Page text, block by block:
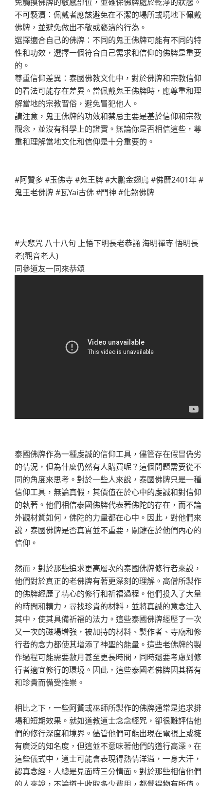
不可褻瀆：佩戴者應該避免在不潔的場所或境地下佩戴
佛牌，並避免做出不敬或褻瀆的行為。
選擇適合自己的佛牌：不同的鬼王佛牌可能有不同的特
性和功效，選擇一個符合自己需求和信仰的佛牌是重要
的。
尊重信仰差異：泰國佛教文化中，對於佛牌和宗教信仰
的看法可能存在差異。當佩戴鬼王佛牌時，應尊重和理
解當地的宗教習俗，避免冒犯他人。
請注意，鬼王佛牌的功效和禁忌主要是基於信仰和宗教
觀念，並沒有科學上的證實。無論你是否相信這些，尊
重和理解當地文化和信仰是十分重要的。
#阿贊多 #玉佛寺 #鬼王牌 #大鵬金翅鳥 #佛曆2401年 #
鬼王老佛牌 #瓦Yai古佛 #門神 #化煞佛牌
#大悲咒 八十八句 上悟下明長老恭誦 海明禪寺 悟明長
老(觀音老人)
同參道友一同來恭頌
泰國佛牌作為一種虔誠的信仰工具，儘管存在假冒偽劣
的情況，但為什麼仍然有人購買呢？這個問題需要從不
同的角度來思考。對於一些人來說，泰國佛牌只是一種
信仰工具，無論真假，其價值在於心中的虔誠和對信仰
的執著。他們相信泰國佛牌代表著佛陀的存在，而不論
外觀材質如何，佛陀的力量都在心中。因此，對他們來
說，泰國佛牌是否真實並不重要，關鍵在於他們內心的
信仰。
然而，對於那些追求更高層次的泰國佛牌修行者來說，
他們對於真正的老佛牌有著更深刻的理解。高僧所製作
的佛牌經歷了精心的修行和祈福過程。他們投入了大量
的時間和精力，尋找珍貴的材料，並將真誠的意念注入
其中，使其具備祈福的法力。這些泰國佛牌經歷了一次
又一次的磁場增強，被加持的材料、製作者、寺廟和修
行者的念力都使其增添了神聖的能量。這些老佛牌的製
作過程可能需要數月甚至更長時間，同時還要考慮到修
行者適宜修行的環境。因此，這些泰國老佛牌因其稀有
和珍貴而備受推崇。
相比之下，一些阿贊或巫師所製作的佛牌通常是追求排
場和短期效果。就如道教道士念念經咒，卻很難評估他
們的修行深度和境界。儘管他們可能出現在電視上或擁
有廣泛的知名度，但這並不意味著他們的道行高深。在
這些儀式中，道士可能會表現得熱情洋溢，一身大汗，
認真念經，人總是見面時三分情面。對於那些相信他們